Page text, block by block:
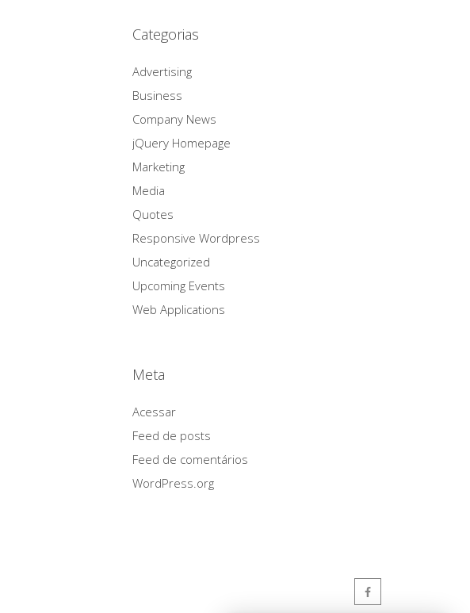
Categorias
Advertising
Business
Company News
jQuery Homepage
Marketing
Media
Quotes
Responsive Wordpress
Uncategorized
Upcoming Events
Web Applications
Meta
Acessar
Feed de posts
Feed de comentários
WordPress.org